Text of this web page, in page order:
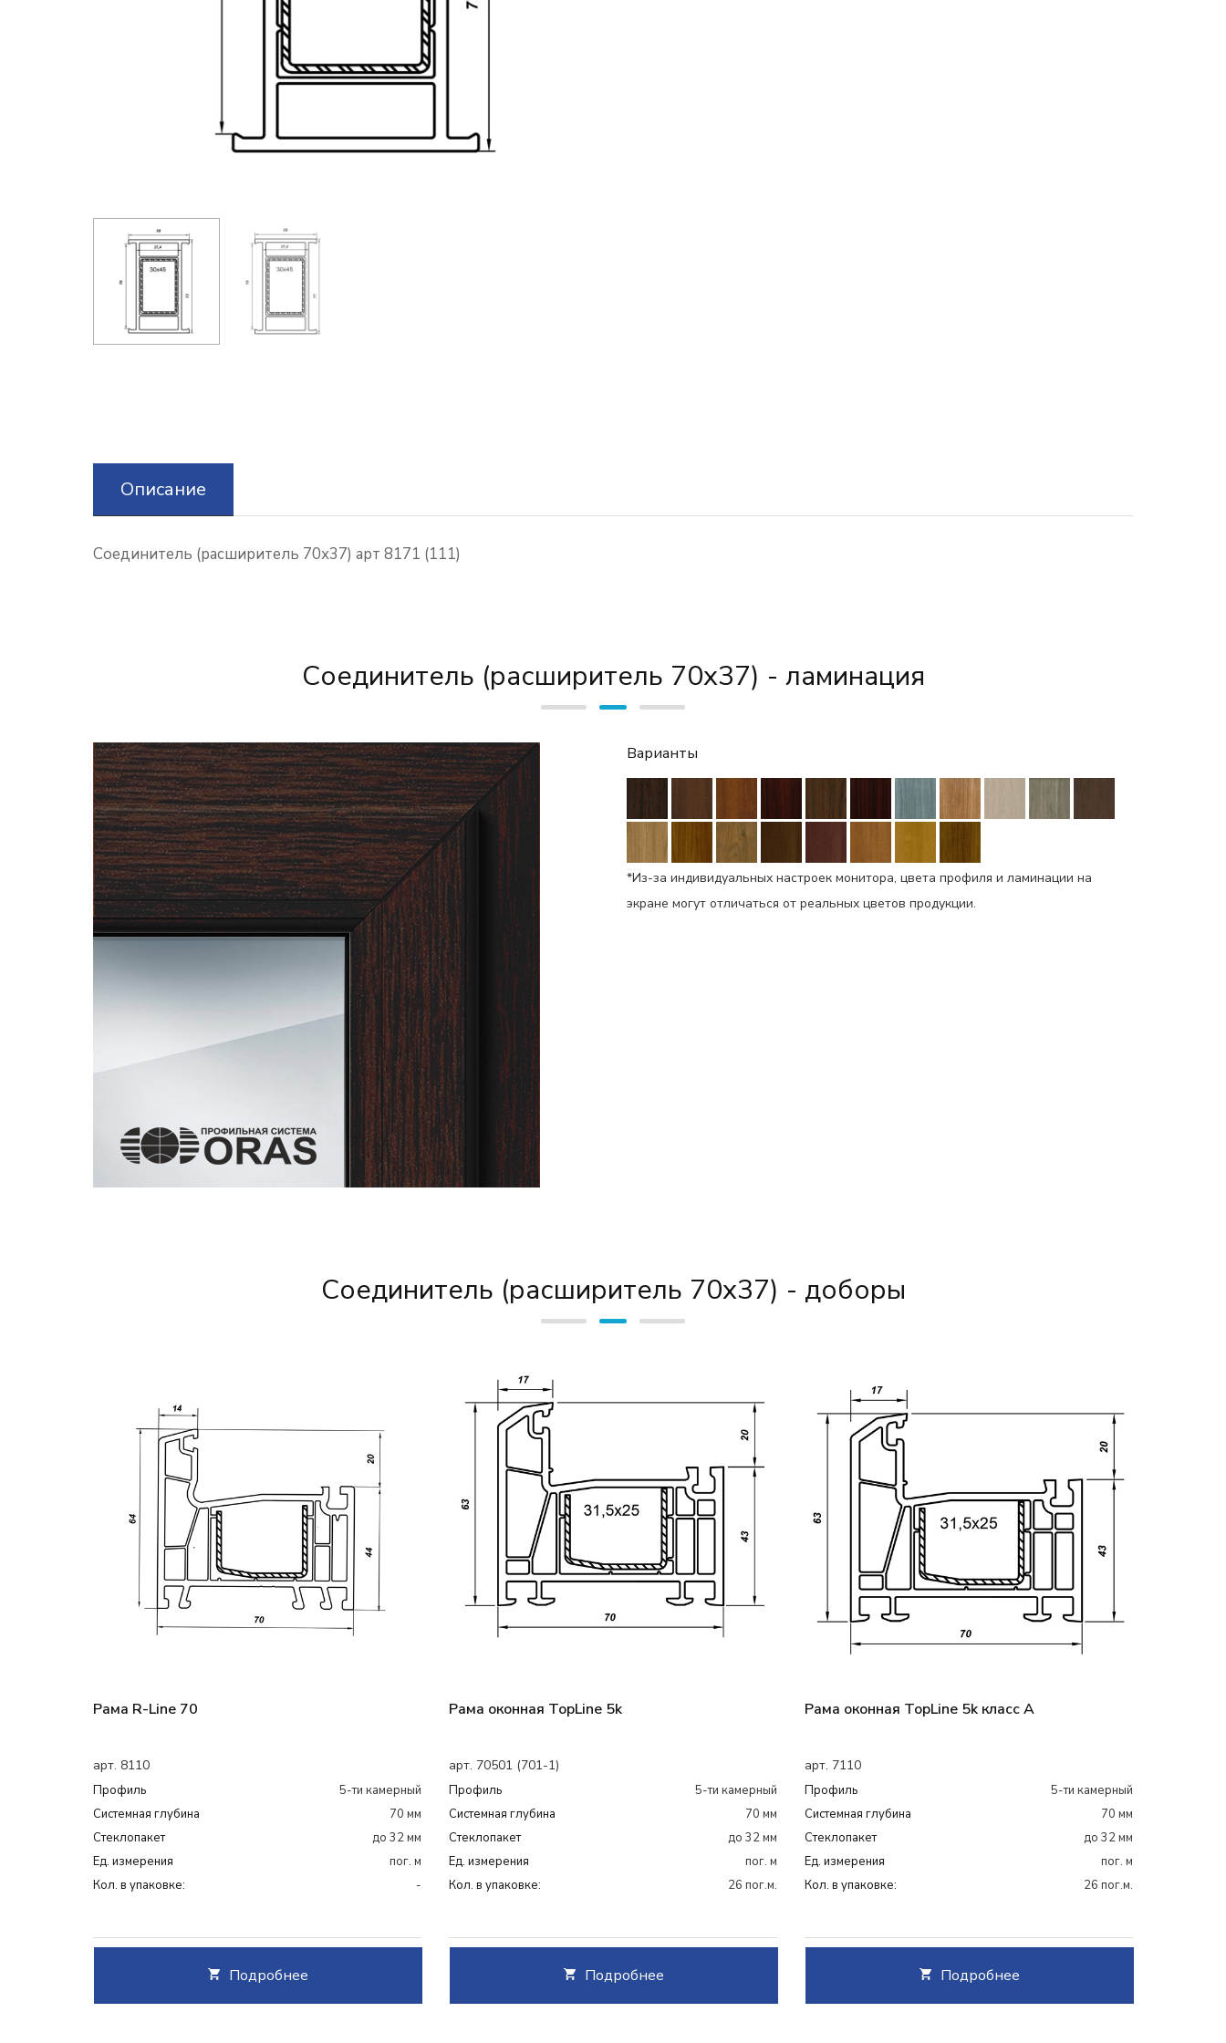
Описание
Соединитель (расширитель 70х37) арт 8171 (111)
Соединитель (расширитель 70х37) - ламинация
Варианты
*Из-за индивидуальных настроек монитора, цвета профиля и ламинации на
экране могут отличаться от реальных цветов продукции.
Соединитель (расширитель 70х37) - доборы
Рама R-Line 70
арт. 8110
Профиль
5-ти камерный
Системная глубина
70 мм
Cтеклопакет
до 32 мм
Ед. измерения
пог. м
Кол. в упаковке:
-
Подробнее
Рама оконная TopLine 5k
арт. 70501 (701-1)
Профиль
5-ти камерный
Системная глубина
70 мм
Cтеклопакет
до 32 мм
Ед. измерения
пог. м
Кол. в упаковке:
26 пог.м.
Подробнее
Рама оконная TopLine 5k класс А
арт. 7110
Профиль
5-ти камерный
Системная глубина
70 мм
Cтеклопакет
до 32 мм
Ед. измерения
пог. м
Кол. в упаковке:
26 пог.м.
Подробнее